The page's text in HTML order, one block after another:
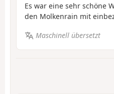
Es war eine sehr schöne
den Molkenrain mit
Maschinell übersetzt